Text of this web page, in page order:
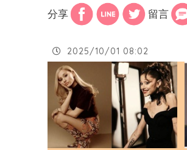
分享 留言
2025/10/01 08:02